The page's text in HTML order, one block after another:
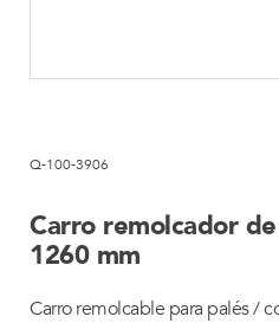
Q-100-3906
Carro remolcador
1260 mm
Carro remolcable para palés /